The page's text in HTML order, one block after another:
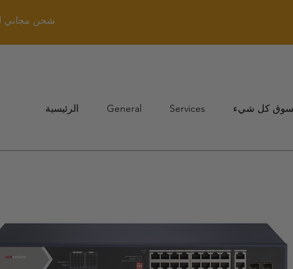
شحن مجاني
الرئيسية General Services كل شيء